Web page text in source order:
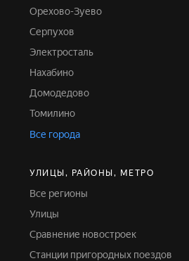
Орехово-Зуево
Серпухов
Электросталь
Нахабино
Домодедово
Томилино
Все города
УЛИЦЫ, РАЙОНЫ, МЕТРО
Все регионы
Улицы
Сравнение новостроек
Станции пригородных поездов